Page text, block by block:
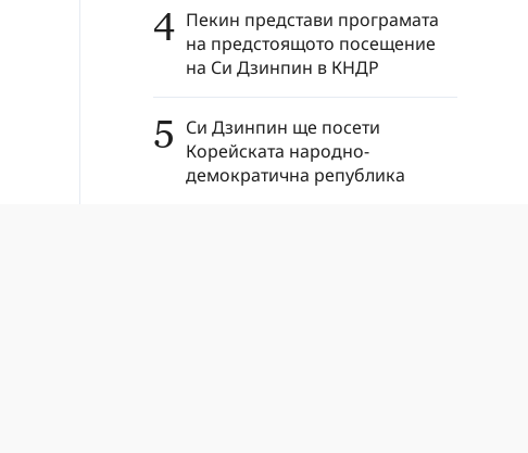
4 Пекин представи програмата
на предстоящото посещение
на Си Дзинпин в КНДР
5 Си Дзинпин ще посети
Корейската народно-
демократична република